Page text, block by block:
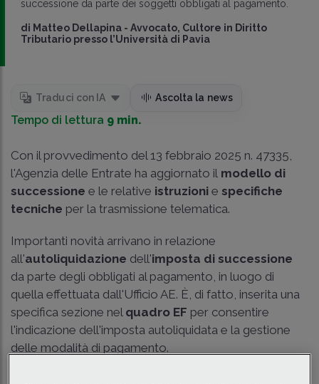
successione da parte dei soggetti obbligati al pagamento.
di Matteo Dellapina - Avvocato, Cultore in Diritto
Tributario presso l’Università di Pavia
Traduci con IA Ascolta la news
Tempo di lettura 9 min.
Con il provvedimento del 13 febbraio 2025 n. 47335,
l'Agenzia delle Entrate ha aggiornato il modello di
successione e le relative istruzioni e specifiche
tecniche per la trasmissione telematica.
Importanti novità arrivano in relazione
all'autoliquidazione dell'imposta di successione
da parte degli obbligati al pagamento, in luogo di
quella effettuata dall'Ufficio AE. È, di fatto, inserita una
specifica sezione nel quadro EF per consentire
l'indicazione dell'imposta autoliquidata e la gestione
delle modalità di pagamento.